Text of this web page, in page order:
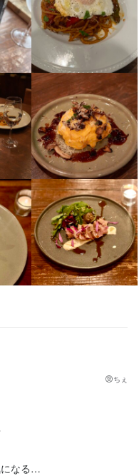
やレシピ企画などの調理
事がしたい。
い。
酒を提供。メニューやレシ
・デザート・お酒を提供
も自身で企画しているた
も可能です。
稼働の働きやすい環境**
年末年始休暇・年により
時間も、11:00-24:00ま
ちぇ
なる
OK 髪型自由
服装自由
歓迎
フリーター歓迎
やレシピ企画などの調理